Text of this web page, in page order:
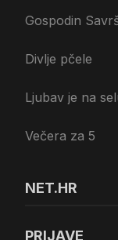
Gospodin
Divlje pčele
Ljubav je na
Večera za 5
NET.HR
PRIJAVE